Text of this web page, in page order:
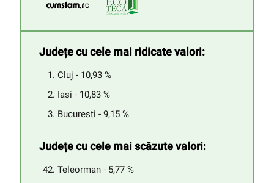
Județe cu cele mai ridicate valori:
Cluj - 10,93 %
Iasi - 10,83 %
Bucuresti - 9,15 %
Județe cu cele mai scăzute valori:
Teleorman - 5,77 %